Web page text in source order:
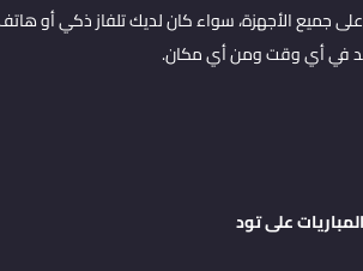
في أي وقت ومن أي مكان.
على تود